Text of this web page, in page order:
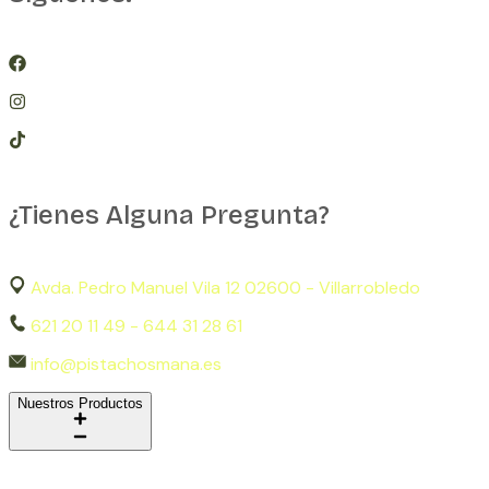
¿Tienes Alguna Pregunta?
Avda. Pedro Manuel Vila 12 02600 - Villarrobledo
621 20 11 49 - 644 31 28 61
info@pistachosmana.es
Nuestros Productos